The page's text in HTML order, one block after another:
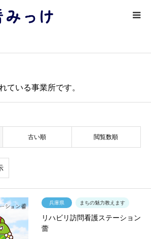
ている事業所です。
古い順 閲覧数順
兵庫県 まちの魅力教えます
リハビリ訪問看護ステーション
蕾